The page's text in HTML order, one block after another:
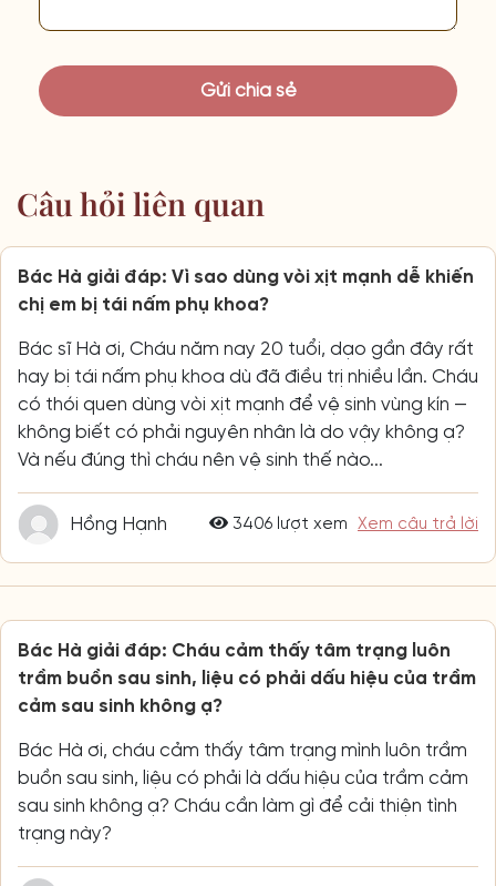
Câu hỏi liên quan
Bác Hà giải đáp: Vì sao dùng vòi xịt mạnh dễ khiến
chị em bị tái nấm phụ khoa?
Bác sĩ Hà ơi, Cháu năm nay 20 tuổi, dạo gần đây rất
hay bị tái nấm phụ khoa dù đã điều trị nhiều lần. Cháu
có thói quen dùng vòi xịt mạnh để vệ sinh vùng kín —
không biết có phải nguyên nhân là do vậy không ạ?
Và nếu đúng thì cháu nên vệ sinh thế nào...
Hồng Hạnh 3406 lượt xem Xem câu trả lời
Bác Hà giải đáp: Cháu cảm thấy tâm trạng luôn
trầm buồn sau sinh, liệu có phải dấu hiệu của trầm
cảm sau sinh không ạ?
Bác Hà ơi, cháu cảm thấy tâm trạng mình luôn trầm
buồn sau sinh, liệu có phải là dấu hiệu của trầm cảm
sau sinh không ạ? Cháu cần làm gì để cải thiện tình
trạng này?